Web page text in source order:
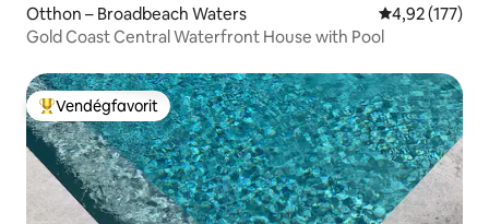
Otthon – Broadbeach Waters Átlagos
4,92 (177)
Gold Coast Central Waterfront House with Pool
Kiemelt vendégfavorit
Vendégfavorit